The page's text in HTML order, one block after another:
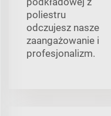
poliestru
odczujesz nasze
zaangażowanie i
profesjonalizm.